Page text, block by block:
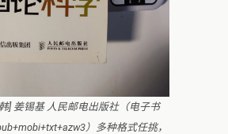
] 姜锡基 人民邮电出版社（电子书
）多种格式任挑，